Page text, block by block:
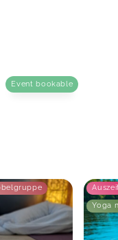
Event bookable
Yoga